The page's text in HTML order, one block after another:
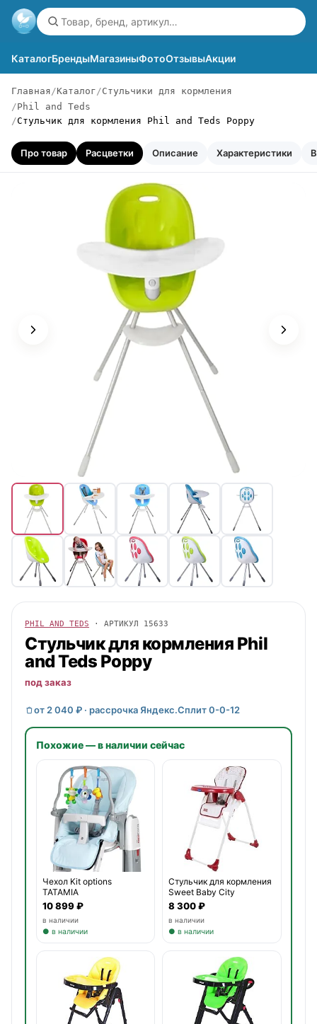
КаталогБрендыМагазиныФотоОтзывыАкции
Главная Каталог
Стульчики для кормления
Phil and Teds
Стульчик для кормления Phil and Teds Poppy
Про товар Расцветки Описание Характеристики
PHIL AND TEDS · АРТИКУЛ 15633
Стульчик для кормления Phil
and Teds Poppy
под заказ
от 2 040 ₽ · рассрочка Яндекс.Сплит 0-0-12
Похожие — в наличии сейчас
Чехол Kit options
TATAMIA
10 899 ₽
в наличии
● в наличии
Стульчик для кормления
Sweet Baby City
8 300 ₽
в наличии
● в наличии